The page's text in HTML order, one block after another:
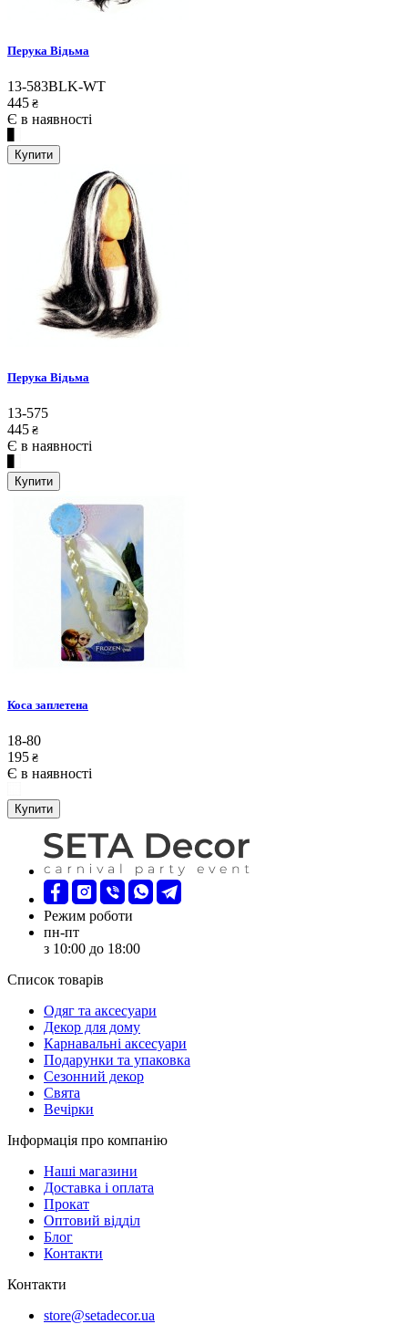
Перука Відьма
13-583BLK-WT
445 ₴
Є в наявності
Купити
Перука Відьма
13-575
445 ₴
Є в наявності
Купити
Коса заплетена
18-80
195 ₴
Є в наявності
Купити
Режим роботи
пн-пт
з 10:00 до 18:00
Список товарів
Oдяг та аксесуари
Декор для дому
Карнавальні аксесуари
Подарунки та упаковка
Сезонний декор
Свята
Вечірки
Інформація про компанію
Наші магазини
Доставка і оплата
Прокат
Оптовий відділ
Блог
Контакти
Контакти
store@setadecor.ua